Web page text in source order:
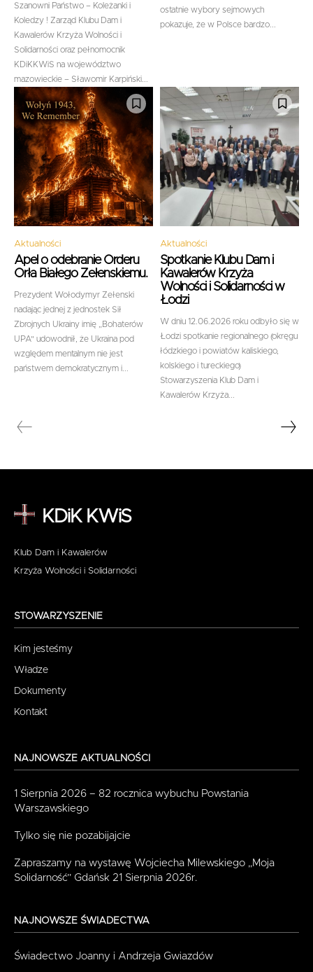
Szanowni Państwo – Koleżanki i
Koledzy ! Zarząd Klubu Dam i
Kawalerów Krzyża Wolności i
Solidarności oraz pełnomocnik
KDiKKWiS na województwo
mazowieckie – Sławomir Karpiński...
ostatnie wybory sejmowych
pokazuje, że w Polsce bardzo...
Aktualności
Apel o odebranie Orderu
Orła Białego Zełenskiemu.
Prezydent Wołodymyr Zełenski
nadając jednej z jednostek Sił
Zbrojnych Ukrainy imię „Bohaterów
UPA" udowodnił, że Ukraina pod
względem mentalnym nie jest
państwem demokratycznym i...
Aktualności
Spotkanie Klubu Dam i
Kawalerów Krzyża
Wolności i Solidarności w
Łodzi
W dniu 12.06.2026 roku odbyło się w
Łodzi spotkanie regionalnego (okręgu
łódzkiego i powiatów kaliskiego,
kolskiego i tureckiego)
Stowarzyszenia Klub Dam i
Kawalerów Krzyża...
KDiK KWiS
Klub Dam i Kawalerów
Krzyża Wolności i Solidarności
STOWARZYSZENIE
Kim jesteśmy
Władze
Dokumenty
Kontakt
NAJNOWSZE AKTUALNOŚCI
1 Sierpnia 2026 – 82 rocznica wybuchu Powstania
Warszawskiego
Tylko się nie pozabijajcie
Zapraszamy na wystawę Wojciecha Milewskiego „Moja
Solidarność” Gdańsk 21 Sierpnia 2026r.
NAJNOWSZE ŚWIADECTWA
Świadectwo Joanny i Andrzeja Gwiazdów